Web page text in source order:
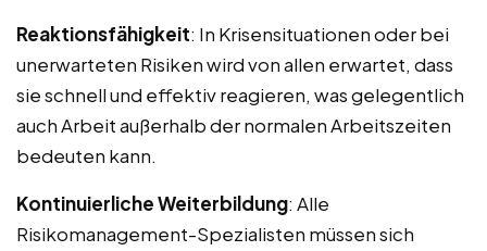
Reaktionsfähigkeit: In Krisensituationen oder bei
unerwarteten Risiken wird von allen erwartet, dass
sie schnell und effektiv reagieren, was gelegentlich
auch Arbeit außerhalb der normalen Arbeitszeiten
bedeuten kann.
Kontinuierliche Weiterbildung: Alle
Risikomanagement-Spezialisten müssen sich